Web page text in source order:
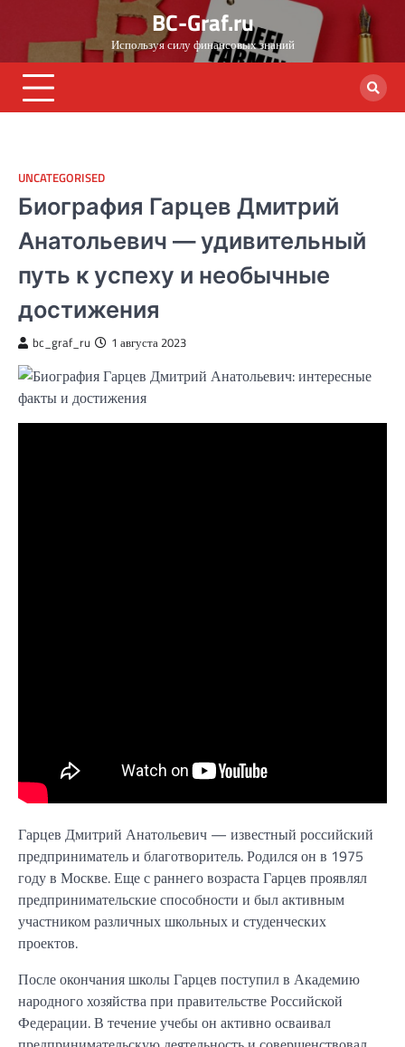
content
BC-Graf.ru
Используя силу финансовых знаний
UNCATEGORISED
Биография Гарцев Дмитрий
Анатольевич — удивительный
путь к успеху и необычные
достижения
bc_graf_ru 1 августа 2023
Гарцев Дмитрий Анатольевич — известный российский
предприниматель и благотворитель. Родился он в 1975
году в Москве. Еще с раннего возраста Гарцев проявлял
предпринимательские способности и был активным
участником различных школьных и студенческих
проектов.
После окончания школы Гарцев поступил в Академию
народного хозяйства при правительстве Российской
Федерации. В течение учебы он активно осваивал